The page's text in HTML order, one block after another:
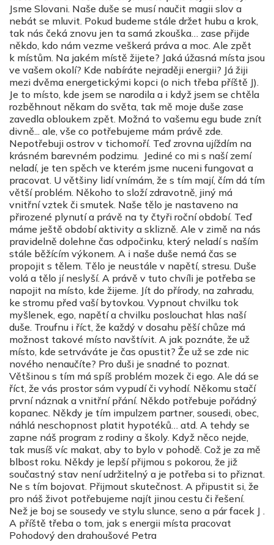
Jsme Slovani. Naše duše se musí naučit magii slov a
nebát se mluvit. Pokud budeme stále držet hubu a krok,
tak nás čeká znovu jen ta samá zkouška… zase přijde
někdo, kdo nám vezme veškerá práva a moc. Ale zpět
k místům. Na jakém místě žijete? Jaká úžasná místa jsou
ve vašem okolí? Kde nabíráte nejraději energii? Já žiji
mezi dvěma energetickými kopci (o nich třeba příště J).
Je to místo, kde jsem se narodila a i když jsem se chtěla
rozběhnout někam do světa, tak mě moje duše zase
zavedla obloukem zpět. Možná to vašemu egu bude znít
divně... ale, vše co potřebujeme mám právě zde.
Nepotřebuji ostrov v tichomoří. Teď zrovna ujíždím na
krásném barevném podzimu. Jediné co mi s naší zemí
neladí, je ten spěch ve kterém jsme nuceni fungovat a
pracovat. U většiny lidí vnímám, že s tím mají, čím dá tím
větší problém. Někoho to složí zdravotně, jiný má
vnitřní vztek či smutek. Naše tělo je nastaveno na
přirozené plynutí a právě na ty čtyři roční období. Teď
máme ještě období aktivity a sklizně. Ale v zimě na nás
pravidelně dolehne čas odpočinku, který neladí s naším
stále běžícím výkonem. A i naše duše nemá čas se
propojit s tělem. Tělo je neustále v napětí, stresu. Duše
volá a tělo jí neslyší. A právě v tuto chvíli je potřeba se
napojit na místo, kde žijeme. Jít do přírody, na zahradu,
ke stromu před vaší bytovkou. Vypnout chvilku tok
myšlenek, ego, napětí a chvilku poslouchat hlas naší
duše. Troufnu i říct, že každý v dosahu pěší chůze má
možnost takové místo navštívit. A jak poznáte, že už
místo, kde setrváváte je čas opustit? Že už se zde nic
nového nenaučíte? Pro duši je snadné to poznat.
Většinou s tím má spíš problém mozek či ego. Ale dá se
říct, že vás prostor sám vypudí či vyhodí. Někomu stačí
první náznak a vnitřní přání. Někdo potřebuje pořádný
kopanec. Někdy je tím impulzem partner, sousedi, obec,
náhlá neschopnost platit hypotéků… atd. A tehdy se
zapne náš program z rodiny a školy. Když něco nejde,
tak musíš víc makat, aby to bylo v pohodě. Což je za mě
blbost roku. Někdy je lepší přijmou s pokorou, že již
součastný stav není udržitelný a je potřeba si to přiznat.
Ne s tím bojovat. Přijmout skutečnost. A připustit si, že
pro náš život potřebujeme najít jinou cestu či řešení.
Než je boj se sousedy ve stylu slunce, seno a pár facek J .
A příště třeba o tom, jak s energii místa pracovat
Pohodový den drahoušové Petra